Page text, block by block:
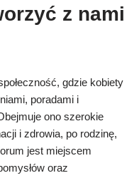
z nami
gdzie kobiety
poradami i
ono szerokie
i zdrowia, po rodzinę,
jest miejscem
oraz